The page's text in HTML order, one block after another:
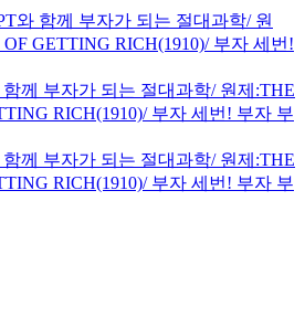
와 함께 부자가 되는 절대과학/ 원
GETTING RICH(1910)/ 부자 세번!
함께 부자가 되는 절대과학/ 원제:THE
RICH(1910)/ 부자 세번! 부자 부
함께 부자가 되는 절대과학/ 원제:THE
RICH(1910)/ 부자 세번! 부자 부